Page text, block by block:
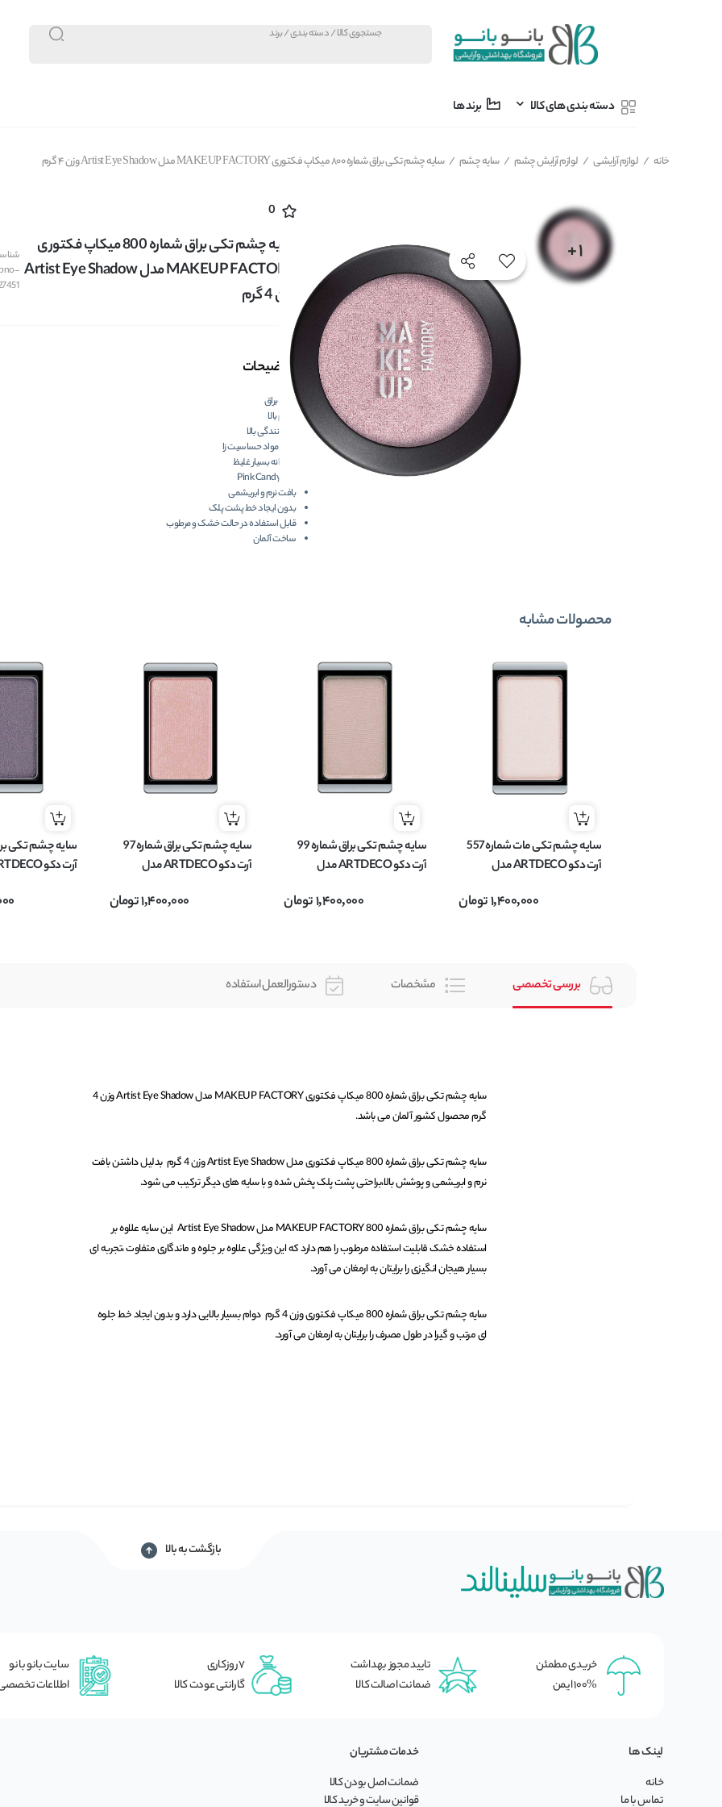
دسته بندی های کالا برند ها
خانه / لوازم آرایشی / لوازم آرایش چشم / سایه چشم / سایه چشم تکی براق شماره 800 میکاپ فکتوری MAKEUP FACTORY مدل Artist Eye Shadow وزن 4 گرم
0
سایه چشم تکی براق شماره 800 میکاپ فکتوری
MAKEUP FACTORY مدل Artist Eye Shadow
وزن 4 گرم
bno-
توضیحات
جلوه براق
دوام بالا
پوشانندگی بالا
فاقد مواد حساسیت زا
رنگدانه بسیار غلیظ
بافت نرم و ابریشمی
بدون ایجاد خط پشت پلک
قابل استفاده در حالت خشک و مرطوب
ساخت آلمان
محصولات مشابه
سایه چشم تکی مات شماره 557
آرت دکو ARTDECO مدل
1,400,000تومان
سایه چشم تکی براق شماره 99
آرت دکو ARTDECO مدل
1,400,000تومان
سایه چشم تکی براق شماره 97
آرت دکو ARTDECO مدل
1,400,000تومان
بررسی تخصصی مشخصات دستورالعمل استفاده
سایه چشم تکی براق شماره 800 میکاپ فکتوری MAKEUP FACTORY مدل Artist Eye Shadow وزن 4
گرم محصول کشور آلمان می باشد.
سایه چشم تکی براق شماره 800 میکاپ فکتوری مدل Artist Eye Shadow وزن 4 گرم بدلیل داشتن بافت
نرم و ابریشمی و پوشش بالا،براحتی پشت پلک پخش شده و با سایه های دیگر ترکیب می شود.
سایه چشم تکی براق شماره 800 MAKEUP FACTORY مدل Artist Eye Shadow این سایه علاوه بر
استفاده خشک قابلیت استفاده مرطوب را هم دارد که این ویژگی علاوه بر جلوه و ماندگاری متفاوت ،تجربه ای
بسیار هیجان انگیزی را برایتان به ارمغان می آورد.
سایه چشم تکی براق شماره 800 میکاپ فکتوری وزن 4 گرم دوام بسیار بالایی دارد و بدون ایجاد خط جلوه
ای مرتب و گیرا در طول مصرف را برایتان به ارمغان می آورد.
بازگشت به بالا
خریدی مطمئن
100% ایمن
تایید مجوز بهداشت
ضمانت اصالت کالا
7 روزکاری
گارانتی عودت کالا
سایت بانو بانو
اطلاعات
لینک ها
خانه
تماس با ما
خدمات مشتریان
ضمانت اصل بودن کالا
قوانین سایت و خرید کالا